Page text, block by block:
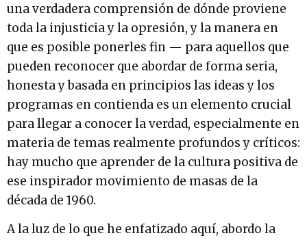
una verdadera comprensión de dónde proviene
toda la injusticia y la opresión, y la manera en
que es posible ponerles fin — para aquellos que
pueden reconocer que abordar de forma seria,
honesta y basada en principios las ideas y los
programas en contienda es un elemento crucial
para llegar a conocer la verdad, especialmente en
materia de temas realmente profundos y críticos:
hay mucho que aprender de la cultura positiva de
ese inspirador movimiento de masas de la
década de 1960.
A la luz de lo que he enfatizado aquí, abordo la